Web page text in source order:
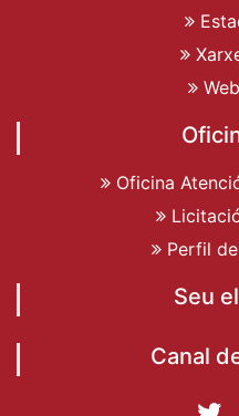
Oficina
Perfil
Seu
Canal